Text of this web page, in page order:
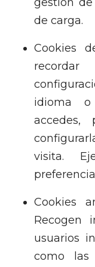
de carga.
Cookies
idioma
visita.
Cookies
Recogen
usuarios
como las